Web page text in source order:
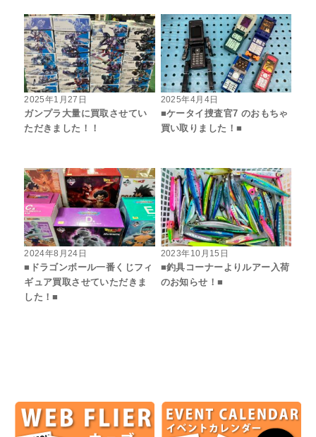
2025年1月27日
ガンプラ大量に買取させてい
ただきました！！
2025年4月4日
■ケータイ捜査官7 のおもちゃ
買い取りました！■
2024年8月24日
■ドラゴンボール一番くじフィ
ギュア買取させていただきま
した！■
2023年10月15日
■釣具コーナーよりルアー入荷
のお知らせ！■